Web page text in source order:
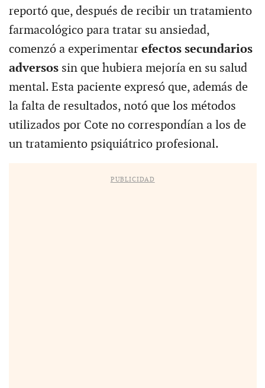
reportó que, después de recibir un tratamiento
farmacológico para tratar su ansiedad,
comenzó a experimentar efectos secundarios
adversossin que hubiera mejoría en su salud
mental. Esta paciente expresó que, además de
la falta de resultados, notó que los métodos
utilizados por Cote no correspondían a los de
un tratamiento psiquiátrico profesional.
PUBLICIDAD